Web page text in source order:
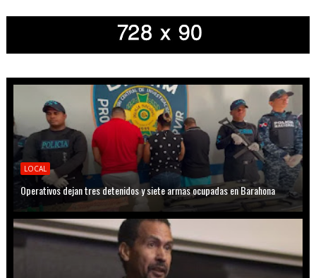
LOCAL
Operativos dejan tres detenidos y siete armas ocupadas en Barahona